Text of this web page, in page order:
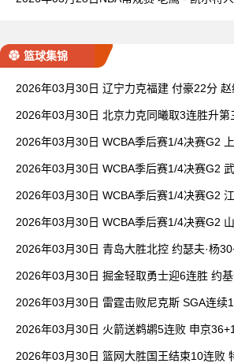
篮球集锦
2026年03月30日 辽宁力克福建 付豪22分 赵
2026年03月30日 北京力克同曦取3连胜升第
2026年03月30日 WCBA季后赛1/4决赛G2
2026年03月30日 WCBA季后赛1/4决赛G2
2026年03月30日 WCBA季后赛1/4决赛G2
2026年03月30日 WCBA季后赛1/4决赛G2
2026年03月30日 青岛大胜北控 约瑟夫·杨
2026年03月30日 掘金轻取勇士迎6连胜 约基
2026年03月30日 雷霆击败尼克斯 SGA连续
2026年03月30日 火箭送鹈鹕5连败 申京
2026年03月30日 篮网大胜国王结束10连败